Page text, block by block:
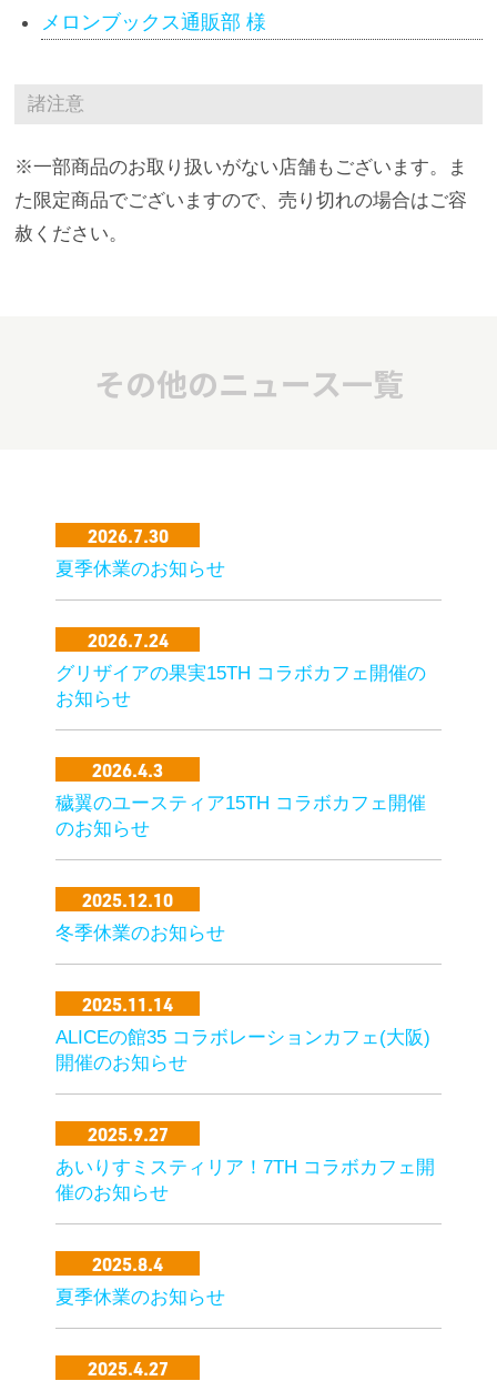
メロンブックス通販部 様
諸注意
※一部商品のお取り扱いがない店舗もございます。ま
た限定商品でございますので、売り切れの場合はご容
赦ください。
その他のニュース一覧
2026.7.30
夏季休業のお知らせ
2026.7.24
グリザイアの果実15TH コラボカフェ開催の
お知らせ
2026.4.3
穢翼のユースティア15TH コラボカフェ開催
のお知らせ
2025.12.10
冬季休業のお知らせ
2025.11.14
ALICEの館35 コラボレーションカフェ(大阪)
開催のお知らせ
2025.9.27
あいりすミスティリア！7TH コラボカフェ開
催のお知らせ
2025.8.4
夏季休業のお知らせ
2025.4.27